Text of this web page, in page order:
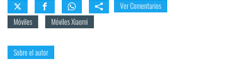
Ver Comentarios
Móviles
Móviles Xiaomi
Sobre el autor